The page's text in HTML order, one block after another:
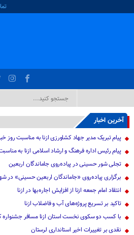
آخرین اخبار
پیام تبریک مدیر جهاد کشاورزی ازنا به مناسبت روز
پیام رئیس اداره فرهنگ و ارشاد اسلامی ازنا به
تجلی شور حسینی در پیاده‌روی جاماندگان اربعین
برگزاری پیاده‌روی «جاماندگان اربعین حسینی» در
انتقاد امام جمعه ازنا از افزایش اجاره‌بها در ازنا
تاکید بر تسریع پروژه‌های آب و فاضلاب ازنا
با کسب دو سکوی نخست استان ازنا مسافر
نقدی بر تغییرات اخیر استانداری لرستان